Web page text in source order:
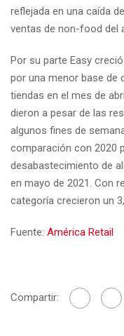
reflejada en una caída
ventas de non-food del
Por su parte Easy
por una menor base de
tiendas en el mes de
dieron a pesar de las
algunos fines de
comparación con 2020
desabastecimiento de
en mayo de 2021. Con
categoría crecieron un
Fuente: América Retail
Compartir: